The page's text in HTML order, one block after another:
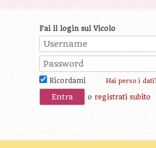
Fai il login sul Vicolo
Ricordami Hai perso i
o registrati subito